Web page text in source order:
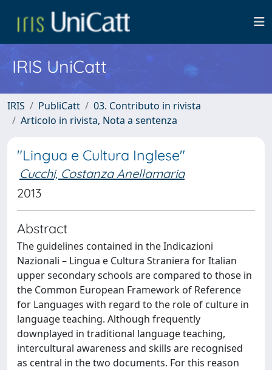
IRIS UniCatt
IRIS PubliCatt
03. Contributo in rivista
Articolo in rivista, Nota a sentenza
"Lingua e Cultura Inglese"
Cucchi, Costanza Anellamaria
2013
Abstract
The guidelines contained in the Indicazioni
Nazionali – Lingua e Cultura Straniera for Italian
upper secondary schools are compared to those in
the Common European Framework of Reference
for Languages with regard to the role of culture in
language teaching. Although frequently
downplayed in traditional language teaching,
intercultural awareness and skills are recognised
as central in the two documents. For this reason